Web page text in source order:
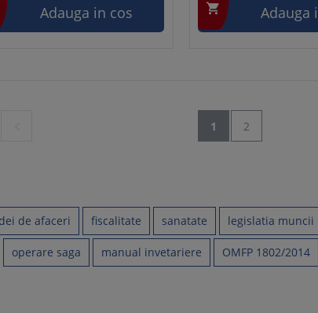
Adauga in cos  Adauga
1 2
de afaceri fiscalitate sanatate legislatia muncii
operare saga manual invetariere OMFP 1802/2014